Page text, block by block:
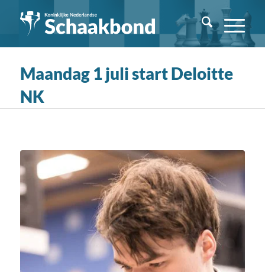
Maandag 1 juli start Deloitte
NK